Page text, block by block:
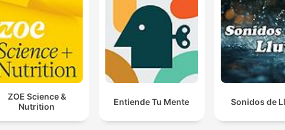
ZOE Science &
Nutrition
Entiende Tu Mente Sonidos de